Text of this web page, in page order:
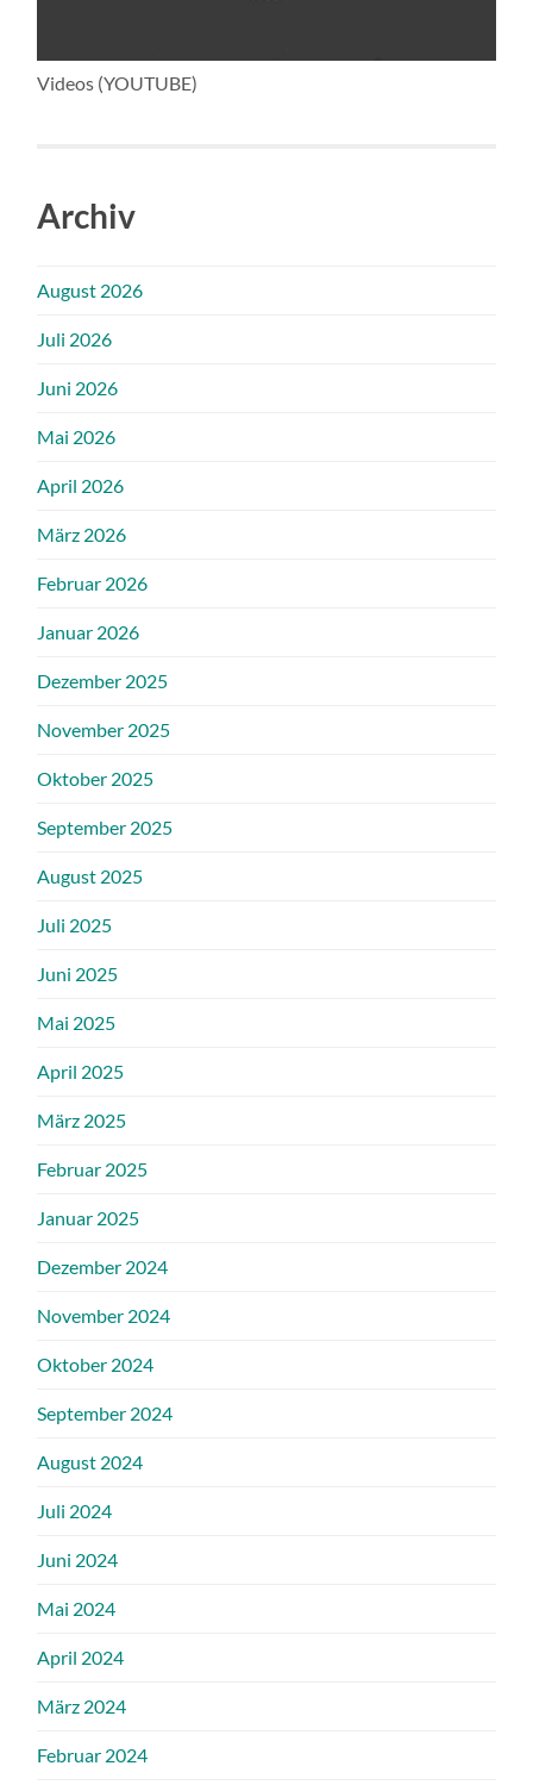
Videos (YOUTUBE)
Archiv
August 2026
Juli 2026
Juni 2026
Mai 2026
April 2026
März 2026
Februar 2026
Januar 2026
Dezember 2025
November 2025
Oktober 2025
September 2025
August 2025
Juli 2025
Juni 2025
Mai 2025
April 2025
März 2025
Februar 2025
Januar 2025
Dezember 2024
November 2024
Oktober 2024
September 2024
August 2024
Juli 2024
Juni 2024
Mai 2024
April 2024
März 2024
Februar 2024